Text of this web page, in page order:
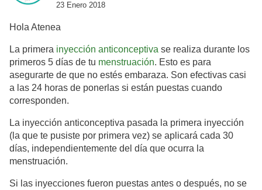
23 Enero 2018
Hola Atenea
La primera inyección anticonceptiva se realiza durante los
primeros 5 días de tu menstruación. Esto es para
asegurarte de que no estés embaraza. Son efectivas casi
a las 24 horas de ponerlas si están puestas cuando
corresponden.
La inyección anticonceptiva pasada la primera inyección
(la que te pusiste por primera vez) se aplicará cada 30
días, independientemente del día que ocurra la
menstruación.
Si las inyecciones fueron puestas antes o después, no se